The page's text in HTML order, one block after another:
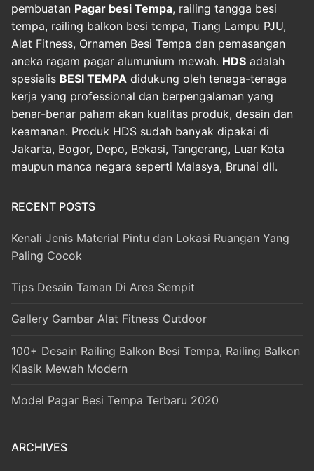
pembuatan Pagar besi Tempa, railing tangga besi
tempa, railing balkon besi tempa, Tiang Lampu PJU,
Alat Fitness, Ornamen Besi Tempa dan pemasangan
aneka ragam pagar alumunium mewah. HDS adalah
spesialis BESI TEMPA didukung oleh tenaga-tenaga
kerja yang professional dan berpengalaman yang
benar-benar paham akan kualitas produk, desain dan
keamanan. Produk HDS sudah banyak dipakai di
Jakarta, Bogor, Depo, Bekasi, Tangerang, Luar Kota
maupun manca negara seperti Malasya, Brunai dll.
RECENT POSTS
Kenali Jenis Material Pintu dan Lokasi Ruangan Yang
Paling Cocok
Tips Desain Taman Di Area Sempit
Gallery Gambar Alat Fitness Outdoor
100+ Desain Railing Balkon Besi Tempa, Railing Balkon
Klasik Mewah Modern
Model Pagar Besi Tempa Terbaru 2020
ARCHIVES